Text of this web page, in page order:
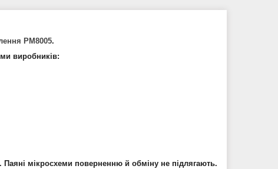
PM8005.
виробників:
мікросхеми поверненню й обміну не підлягають.